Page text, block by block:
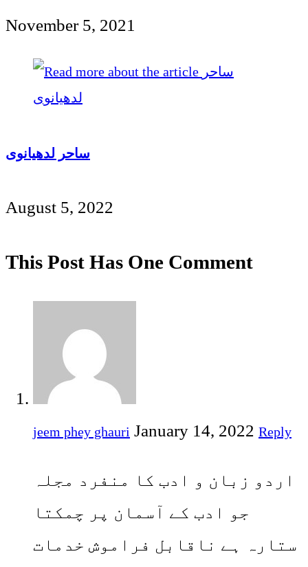
November 5, 2021
ساحر لدھیانوی
August 5, 2022
This Post Has One Comment
jeem phey ghauri January 14, 2022 Reply
اردو زبان و ادب کا منفرد مجلہ
جو ادب کے آسمان پر چمکتا
ستارہ ہے ناقابل فراموش خدمات